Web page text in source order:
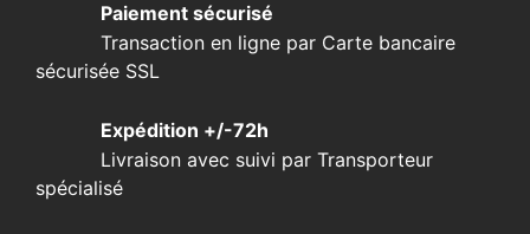
Paiement sécurisé
Transaction en ligne par Carte bancaire
sécurisée SSL
Expédition +/-72h
Livraison avec suivi par Transporteur
spécialisé